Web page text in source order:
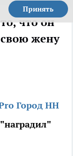
Принять
что он
жену
Город НН